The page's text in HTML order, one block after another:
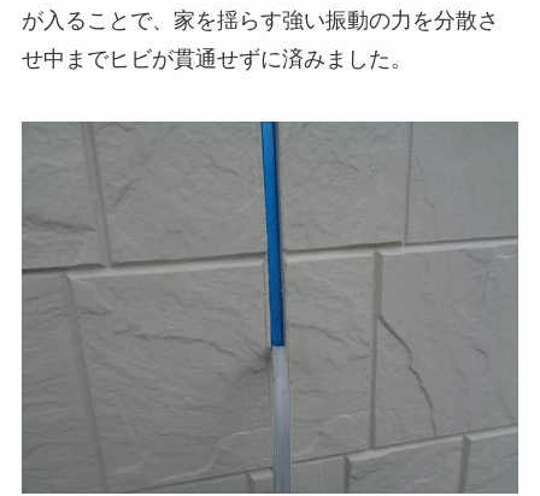
が入ることで、家を揺らす強い振動の力を分散さ
せ中までヒビが貫通せずに済みました。